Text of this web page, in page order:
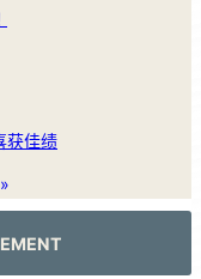
获佳绩
»